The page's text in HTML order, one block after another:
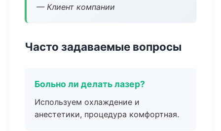
— Клиент компании
Часто задаваемые вопросы
Больно ли делать лазер?
Используем охлаждение и
анестетики, процедура комфортная.